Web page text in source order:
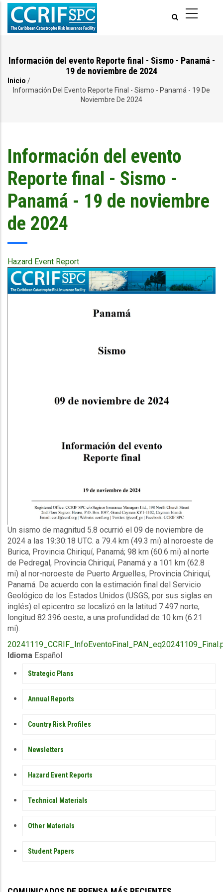
Pasar
contenido
Información del evento Reporte final - Sismo - Panamá -
19 de noviembre de 2024
Ruta
Inicio /
Información Del Evento Reporte Final - Sismo - Panamá - 19 De
Noviembre De 2024
Información del evento
Reporte final - Sismo -
Panamá - 19 de noviembre
de 2024
Hazard Event Report
Publication
Cover
Description
Un sismo de magnitud 5.8 ocurrió el 09 de noviembre de
2024 a las 19:30:18 UTC. a 79.4 km (49.3 mi) al noroeste de
Burica, Provincia Chiriquí, Panamá; 98 km (60.6 mi) al norte
de Pedregal, Provincia Chiriquí, Panamá y a 101 km (62.8
mi) al nor-noroeste de Puerto Arguelles, Provincia Chiriquí,
Panamá. De acuerdo con la estimación final del Servicio
Geológico de los Estados Unidos (USGS, por sus siglas en
inglés) el epicentro se localizó en la latitud 7.497 norte,
longitud 82.396 oeste, a una profundidad de 10 km (6.21
mi).
Upload
Publication
Idioma Español
PUBLICATIONS
Strategic Plans
Annual Reports
Country Risk Profiles
Newsletters
Hazard Event Reports
Technical Materials
Other Materials
Student Papers